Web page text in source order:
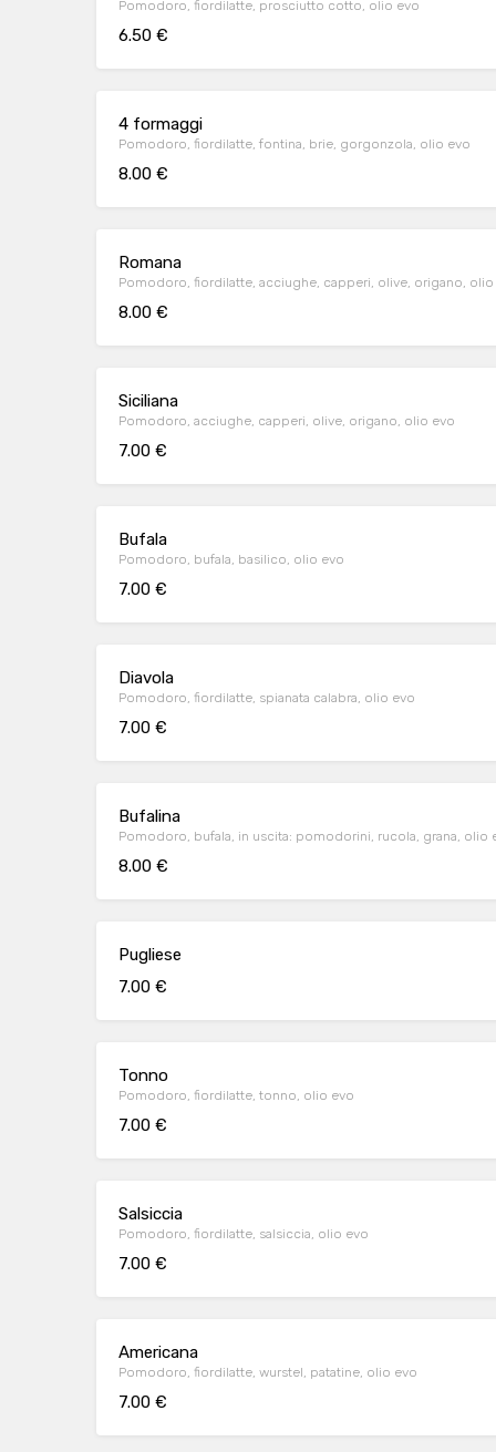
Pomodoro, fiordilatte, prosciutto cotto, olio evo
6.50 €
4 formaggi
Pomodoro, fiordilatte, fontina, brie, gorgonzola, olio evo
8.00 €
Romana
Pomodoro, fiordilatte, acciughe, capperi, olive, origano,
8.00 €
Siciliana
Pomodoro, acciughe, capperi, olive, origano, olio evo
7.00 €
Bufala
Pomodoro, bufala, basilico, olio evo
7.00 €
Diavola
Pomodoro, fiordilatte, spianata calabra, olio evo
7.00 €
Bufalina
Pomodoro, bufala, in uscita: pomodorini, rucola, grana, olio
8.00 €
Pugliese
7.00 €
Tonno
Pomodoro, fiordilatte, tonno, olio evo
7.00 €
Salsiccia
Pomodoro, fiordilatte, salsiccia, olio evo
7.00 €
Americana
Pomodoro, fiordilatte, wurstel, patatine, olio evo
7.00 €